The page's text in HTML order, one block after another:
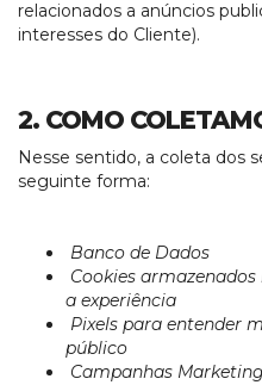
relacionados a anúncios
interesses do Cliente).
2. COMO
Nesse sentido, a coleta dos
seguinte forma:
Banco de Dados
Cookies
a experiência
Pixels para entender
público
Campanhas